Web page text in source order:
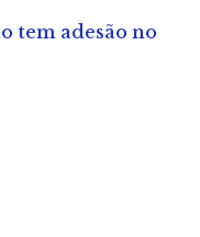
tem adesão no